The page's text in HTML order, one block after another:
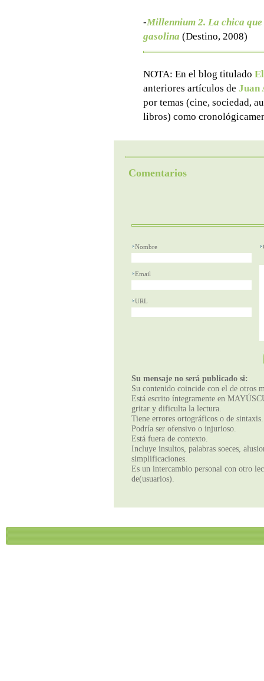
-Millennium 2. La chica
gasolina (Destino, 2008)
NOTA: En el blog titulado
anteriores artículos de Juan
por temas (cine, sociedad,
libros) como
Comentarios
Nombre
Email
URL
Su mensaje no será publicado si:
Su contenido coincide con el de otros
Está escrito íntegramente en
gritar y dificulta la lectura.
Tiene errores ortográficos o de sintaxis.
Podría ser ofensivo o injurioso.
Está fuera de contexto.
Incluye insultos, palabras soeces,
simplificaciones.
Es un intercambio personal con otro
de(usuarios).